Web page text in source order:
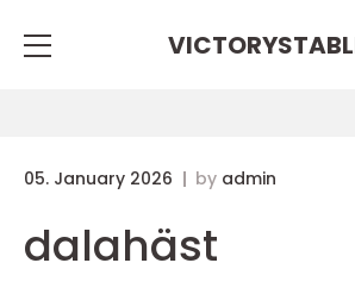
05. January 2026 by admin
dalahäst